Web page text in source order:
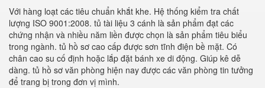
Với hàng loạt các tiêu chuẩn khắt khe. Hệ thống kiểm tra chất
lượng ISO 9001:2008. tủ tài liệu 3 cánh là sản phẩm đạt các
chứng nhận và nhiều năm liền được chọn là sản phẩm tiêu biểu
trong ngành. tủ hồ sơ cao cấp được sơn tĩnh điện bề mặt. Có
chân cao su cố định hoặc lắp đặt bánh xe di động. Giúp kê dễ
dàng. tủ hồ sơ văn phòng hiện nay được các văn phòng tin tưởng
để trang bị trong đơn vị mình.